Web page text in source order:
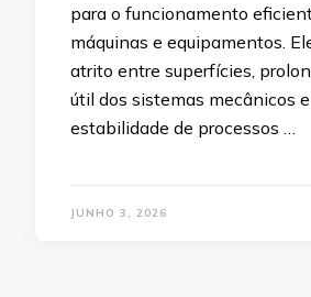
para o funcionamento
máquinas e equipamentos.
atrito entre superfícies,
útil dos sistemas mecânicos
estabilidade de processos …
JUNHO 3, 2026